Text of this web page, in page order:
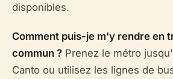
disponibles.
Comment puis-je m'y rendre en
commun ? Prenez le métro
Canto ou utilisez les lignes de